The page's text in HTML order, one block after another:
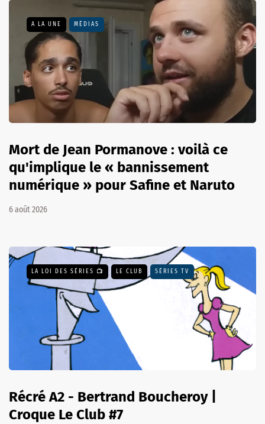
A LA UNE MÉDIAS
Mort de Jean Pormanove : voilà ce
qu'implique le « bannissement
numérique » pour Safine et Naruto
6 août 2026
LA LOI DES SÉRIES 📺 LE CLUB SÉRIES TV
Récré A2 - Bertrand Boucheroy |
Croque Le Club #7